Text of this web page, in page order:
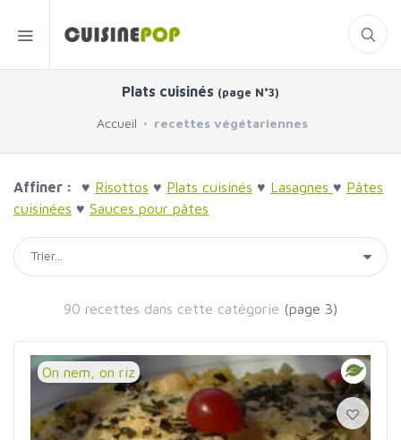
Plats cuisinés (page N°3)
Accueil recettes végétariennes
Affiner : ♥ Risottos ♥ Plats cuisinés ♥ Lasagnes ♥ Pâtes
cuisinées ♥ Sauces pour pâtes
90 recettes dans cette catégorie (page 3)
On nem, on riz